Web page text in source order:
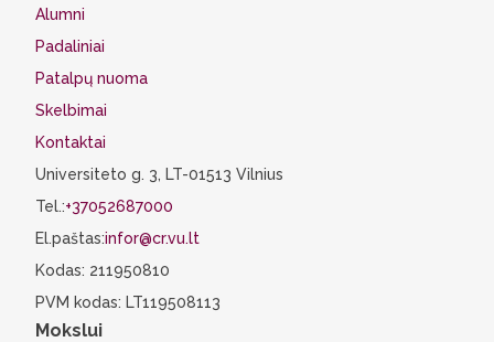
Alumni
Padaliniai
Patalpų nuoma
Skelbimai
Kontaktai
Universiteto g. 3, LT-01513 Vilnius
Tel.:+37052687000
El.paštas:infor@cr.vu.lt
Kodas: 211950810
PVM kodas: LT119508113
Mokslui